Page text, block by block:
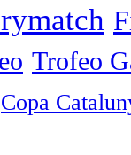
Trofeo
Copa